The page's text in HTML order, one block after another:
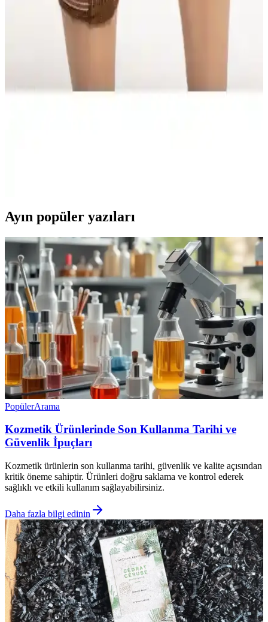
Case KB-314 Patella Destekli Örme Dizlik İnceleme
ve Tasarım Analizi ve Kullanım İncelemesi
Case KB-314 Patella Destekli Örme Dizlik, patella çevresine odaklı
destekli tasarımıyla diz stabilitesini artırırken, dikişsiz yüzey ve arka
kısımda gevşek dokuma ile uzun süreli konfor ve hafif basınç
dağılımı sağlar. Beden seçimi diz çevresi ölçüsüne göre yapılır ve
kullanıcıya güvenli uyum sunar.
Ayın popüler yazıları
PopülerArama
Kozmetik Ürünlerinde Son Kullanma Tarihi ve
Güvenlik İpuçları
Kozmetik ürünlerin son kullanma tarihi, güvenlik ve kalite açısından
kritik öneme sahiptir. Ürünleri doğru saklama ve kontrol ederek
sağlıklı ve etkili kullanım sağlayabilirsiniz.
Daha fazla bilgi edinin